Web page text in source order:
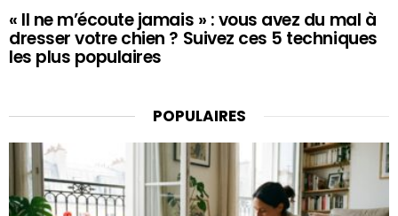
« Il ne m’écoute jamais » : vous avez du mal à
dresser votre chien ? Suivez ces 5 techniques
les plus populaires
POPULAIRES